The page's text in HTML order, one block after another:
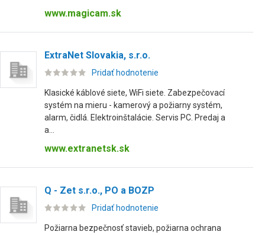
www.magicam.sk
ExtraNet Slovakia, s.r.o.
Pridať hodnotenie
Klasické káblové siete, WiFi siete. Zabezpečovací
systém na mieru - kamerový a požiarny systém,
alarm, čidlá. Elektroinštalácie. Servis PC. Predaj a
a...
www.extranetsk.sk
Q - Zet s.r.o., PO a BOZP
Pridať hodnotenie
Požiarna bezpečnosť stavieb, požiarna ochrana